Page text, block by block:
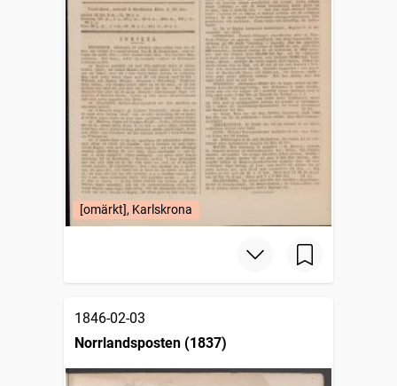
[omärkt], Karlskrona
1846-02-03
Norrlandsposten (1837)